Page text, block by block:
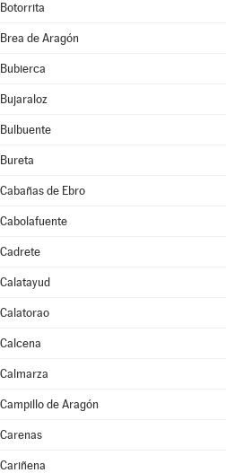
Botorrita
Brea de Aragón
Bubierca
Bujaraloz
Bulbuente
Bureta
Cabañas de Ebro
Cabolafuente
Cadrete
Calatayud
Calatorao
Calcena
Calmarza
Campillo de Aragón
Carenas
Cariñena